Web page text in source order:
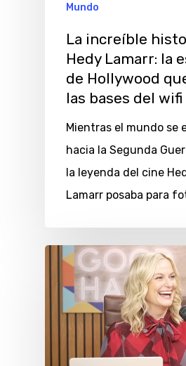
Mundo
La increíble
Hedy Lamarr: la
de Hollywood
las bases del wifi
Mientras el mundo se
hacia la Segunda
la leyenda del cine
Lamarr posaba para